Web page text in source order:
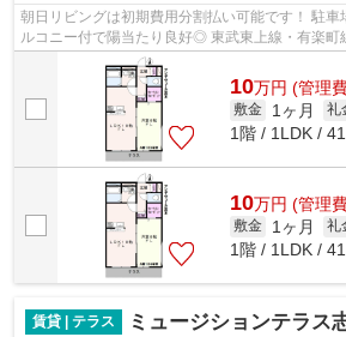
朝日リビングは初期費用分割払い可能です！ 駐
ルコニー付で陽当たり良好◎ 東武東上線・有楽町
が便利です◎ インターネット無料・ウ...
10万円 (管理
敷金 1ヶ月 礼
1階 / 1LDK /
10万円 (管理
敷金 1ヶ月 礼
1階 / 1LDK /
賃貸 | テラス ミュージションテラス